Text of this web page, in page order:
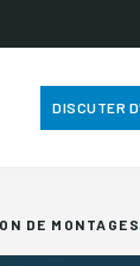
DISCUTER
DE MONTAGES